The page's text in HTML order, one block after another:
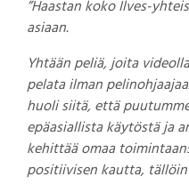
”Haastan koko Ilves-
asiaan.
Yhtään peliä, joita
pelata ilman
huoli siitä, että
epäasiallista käytöstä ja
kehittää omaa
positiivisen kautta,